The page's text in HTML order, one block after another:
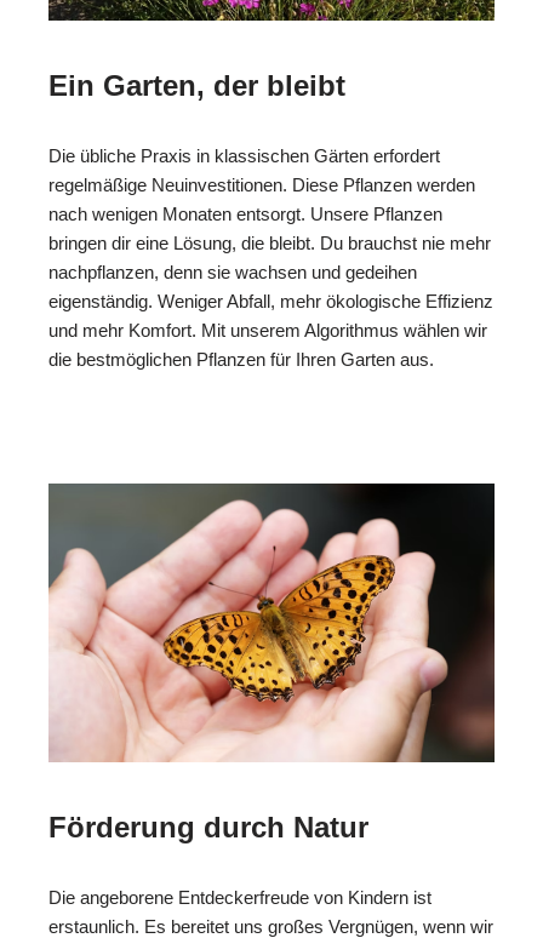
Ein Garten, der bleibt
Die übliche Praxis in klassischen Gärten erfordert
regelmäßige Neuinvestitionen. Diese Pflanzen werden
nach wenigen Monaten entsorgt. Unsere Pflanzen
bringen dir eine Lösung, die bleibt. Du brauchst nie mehr
nachpflanzen, denn sie wachsen und gedeihen
eigenständig. Weniger Abfall, mehr ökologische Effizienz
und mehr Komfort. Mit unserem Algorithmus wählen wir
die bestmöglichen Pflanzen für Ihren Garten aus.
Förderung durch Natur
Die angeborene Entdeckerfreude von Kindern ist
erstaunlich. Es bereitet uns großes Vergnügen, wenn wir